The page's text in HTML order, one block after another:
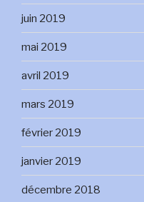
juin 2019
mai 2019
avril 2019
mars 2019
février 2019
janvier 2019
décembre 2018